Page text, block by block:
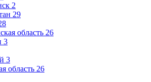
2
29
область 26
3
3
область 26